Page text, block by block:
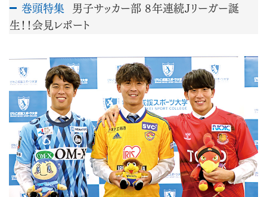
巻頭特集
男子サッカー部 ８年連続Ｊリーガー誕
生！！会見レポート